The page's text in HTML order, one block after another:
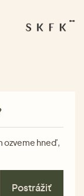
ozveme hneď,
Postrážiť